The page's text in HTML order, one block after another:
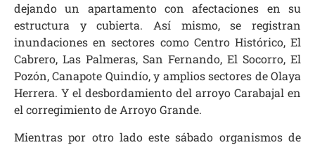
dejando un apartamento con afectaciones en su
estructura y cubierta. Así mismo, se registran
inundaciones en sectores como Centro Histórico, El
Cabrero, Las Palmeras, San Fernando, El Socorro, El
Pozón, Canapote Quindío, y amplios sectores de Olaya
Herrera. Y el desbordamiento del arroyo Carabajal en
el corregimiento de Arroyo Grande.
Mientras por otro lado este sábado organismos de